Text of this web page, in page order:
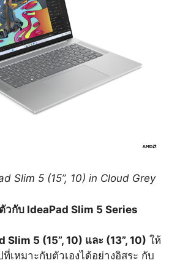
Slim 5 (15”, 10) in Cloud Grey
วกับ IdeaPad Slim 5 Series
Slim 5 (15”, 10) และ (13”, 10) ให้
เหมาะกับตัวเองได้อย่างอิสระ กับ